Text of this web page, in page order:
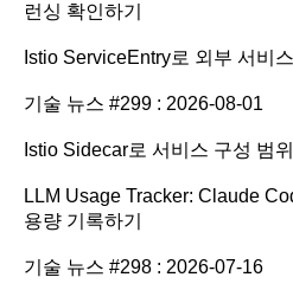
런싱 확인하기
Istio ServiceEntry로 외부 서비
기술 뉴스 #299 : 2026-08-01
Istio Sidecar로 서비스 구성 범위
LLM Usage Tracker: Claude
용량 기록하기
기술 뉴스 #298 : 2026-07-16